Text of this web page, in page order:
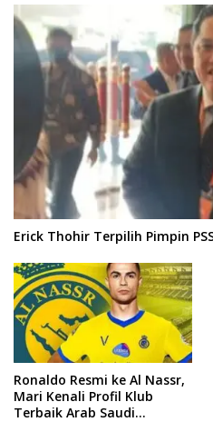
Erick Thohir Terpilih Pimpin
Ronaldo Resmi ke Al Nassr,
Mari Kenali Profil Klub
Terbaik Arab Saudi